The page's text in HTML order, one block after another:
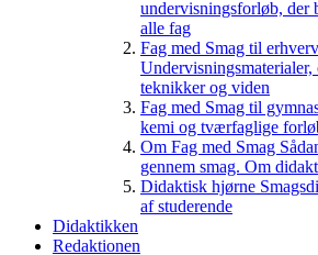
undervisningsforløb, der
alle fag
Fag med Smag til
Undervisningsmaterialer,
teknikker og viden
Fag med Smag til
kemi og tværfaglige
Om Fag med Smag
gennem smag. Om
Didaktisk hjørne
af studerende
Didaktikken
Redaktionen